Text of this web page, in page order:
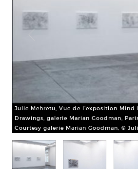
Julie Mehretu, Vue de l’exposition Mind
Drawings, galerie Marian Goodman,
Courtesy galerie Marian Goodman, ©